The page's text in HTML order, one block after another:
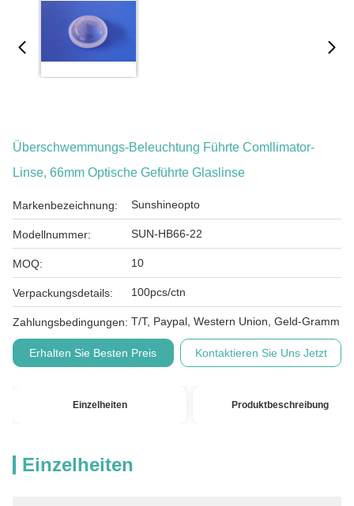
Überschwemmungs-Beleuchtung Führte Comllimator-
Linse, 66mm Optische Geführte Glaslinse
Markenbezeichnung: Sunshineopto
Modellnummer: SUN-HB66-22
MOQ: 10
Verpackungsdetails: 100pcs/ctn
Zahlungsbedingungen: T/T, Paypal, Western Union, Geld-Gramm
Erhalten Sie Besten Preis Kontaktieren Sie Uns Jetzt
Einzelheiten Produktbeschreibung
Einzelheiten